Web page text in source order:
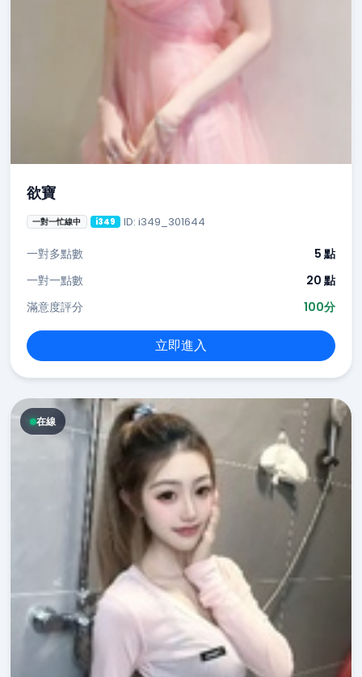
欲寶
一對一忙線中 i349 ID: i349_301644
一對多點數
5 點
一對一點數
20 點
滿意度評分
100分
立即進入
在線